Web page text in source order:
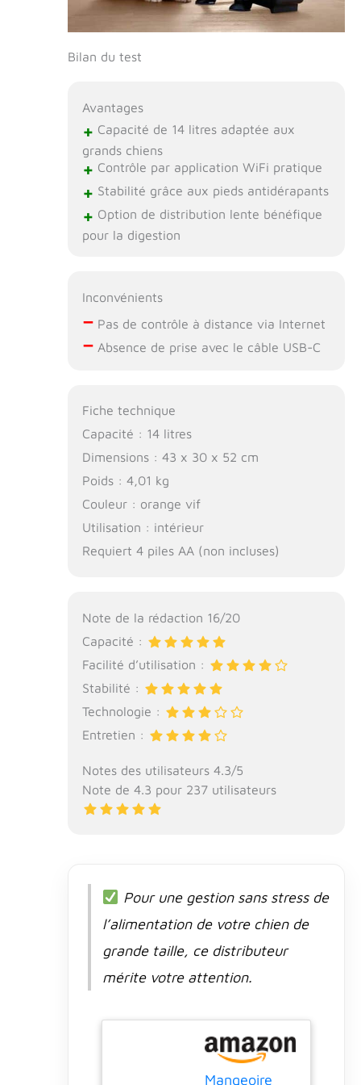
Bilan du test
Avantages
+ Capacité de 14 litres adaptée aux
grands chiens
+ Contrôle par application WiFi pratique
+ Stabilité grâce aux pieds antidérapants
+ Option de distribution lente bénéfique
pour la digestion
Inconvénients
–Pas de contrôle à distance via Internet
–Absence de prise avec le câble USB-C
Fiche technique
Capacité : 14 litres
Dimensions : 43 x 30 x 52 cm
Poids : 4,01 kg
Couleur : orange vif
Utilisation : intérieur
Requiert 4 piles AA (non incluses)
Note de la rédaction 16/20
Capacité :
Facilité d’utilisation :
Stabilité :
Technologie :
Entretien :
Notes des utilisateurs 4.3/5
Note de 4.3 pour 237 utilisateurs
Pour une gestion sans stress de
l’alimentation de votre chien de
grande taille, ce distributeur
mérite votre attention.
Mangeoire